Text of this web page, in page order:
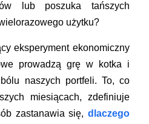
lub poszuka tańszych
użytku?
eksperyment ekonomiczny
prowadzą grę w kotka i
naszych portfeli. To, co
miesiącach, zdefiniuje
zastanawia się, dlaczego